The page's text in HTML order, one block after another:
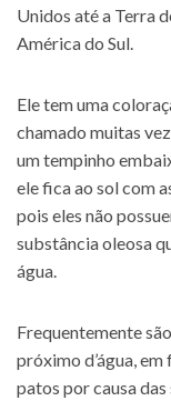
Unidos até a Terra
América do Sul.
Ele tem uma
chamado muitas
um tempinho
ele fica ao sol com
pois eles não
substância oleosa
água.
Frequentemente
próximo d’água,
patos por causa